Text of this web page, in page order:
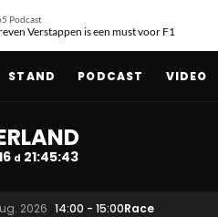
Podcast
Verstappen is een must voor F1
STAND PODCAST VIDEO
d 21:45:42
2026 14:00 - 15:00Race